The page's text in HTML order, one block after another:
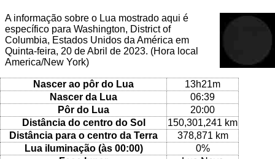
A informação sobre o Lua mostrado aqui é
específico para Washington, District of
Columbia, Estados Unidos da América em
Quinta-feira, 20 de Abril de 2023. (Hora local
America/New York)
Nascer ao pôr do Lua
13h21m
Nascer da Lua
06:39
Pôr do Lua
20:00
Distância do centro do Sol
150,301,241 km
Distância para o centro da Terra
378,871 km
Lua iluminação (às 00:00)
0%